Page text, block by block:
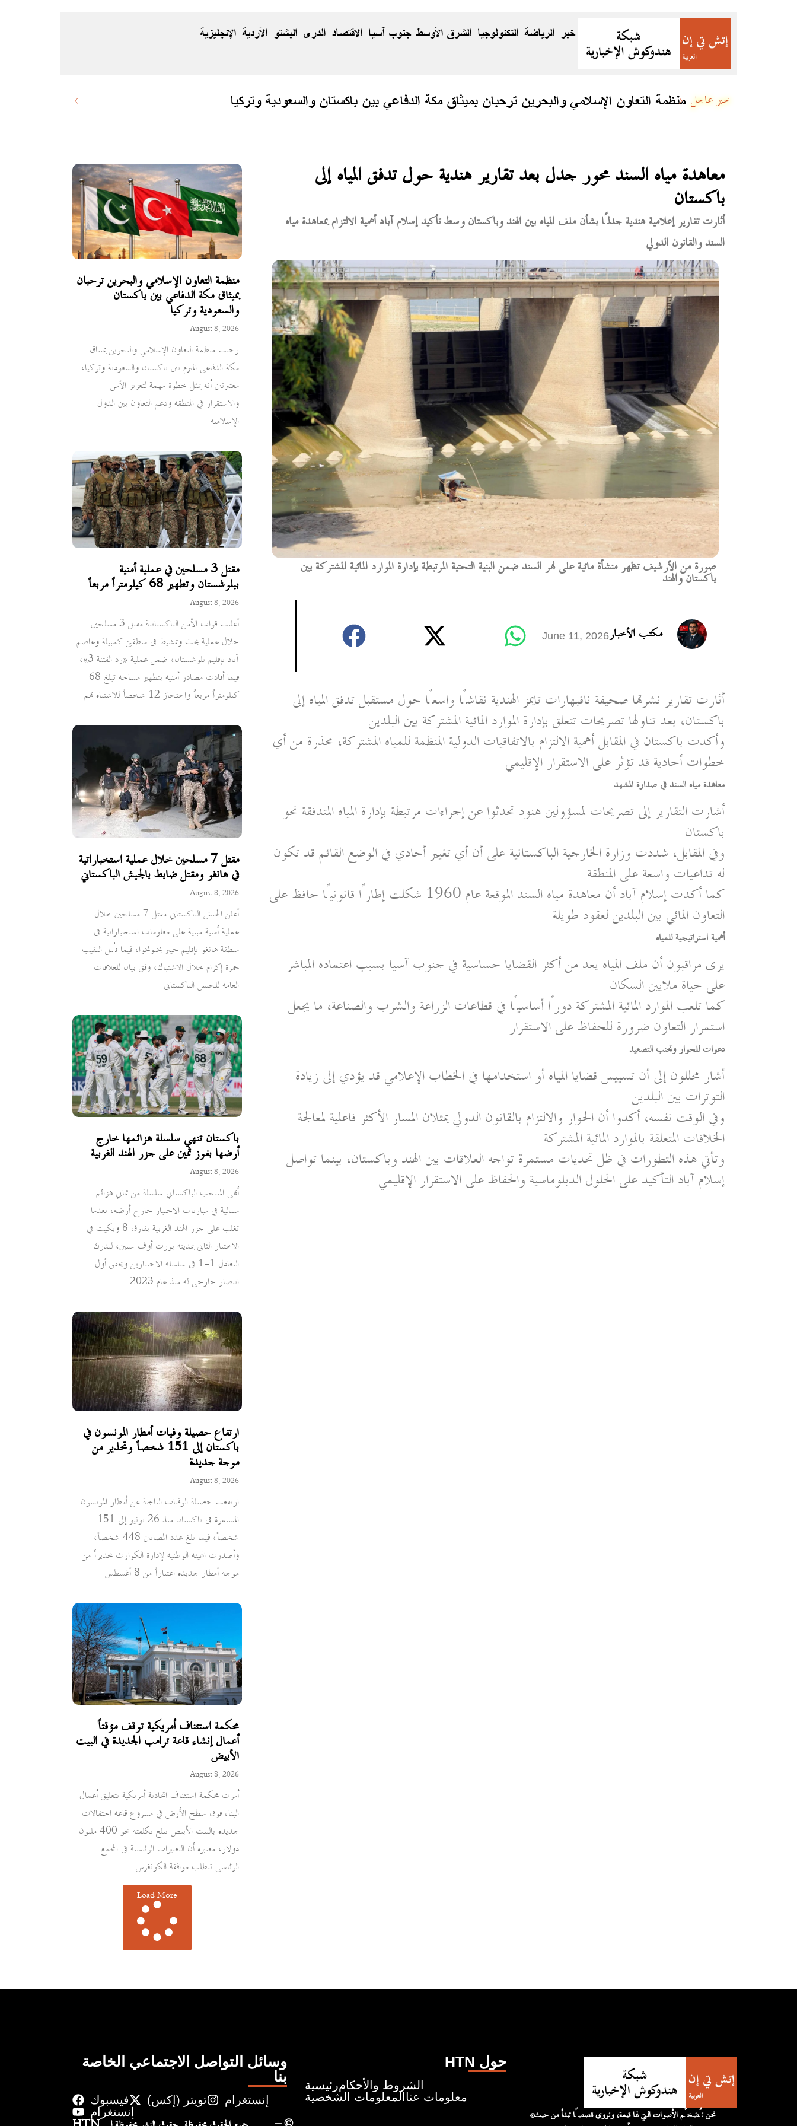
الاقتصاد جنوب آسيا الشرق الأوسط التكنولوجيا الرياضة خبر الإنجليزية الأردية البشتو الدری
منظمة التعاون الإسلامي والبحرين ترحبان بميثاق مكة الدفاعي بين باكستان والسعودية وتركيا خبر عاجل
منظمة التعاون الإسلامي والبحرين ترحبان
بميثاق مكة الدفاعي بين باكستان
والسعودية وتركيا
August 8, 2026
رحبت منظمة التعاون الإسلامي والبحرين بميثاق
مكة الدفاعي المبرم بين باكستان والسعودية وتركيا،
معتبرتين أنه يمثل خطوة مهمة لتعزيز الأمن
والاستقرار في المنطقة ودعم التعاون بين الدول
الإسلامية
مقتل 3 مسلحين في عملية أمنية
ببلوشستان وتطهير 68 كيلومتراً مربعاً
August 8, 2026
أعلنت قوات الأمن الباكستانية مقتل 3 مسلحين
خلال عملية بحث وتمشيط في منطقتي كمبيلة وعاصم
آباد بإقليم بلوشستان، ضمن عملية «رد الفتنة 3»،
فيما أفادت مصادر أمنية بتطهير مساحة تبلغ 68
كيلومتراً مربعاً واحتجاز 12 شخصاً للاشتباه بهم
مقتل 7 مسلحين خلال عملية استخباراتية
في هانغو ومقتل ضابط بالجيش الباكستاني
August 8, 2026
أعلن الجيش الباكستاني مقتل 7 مسلحين خلال
عملية أمنية مبنية على معلومات استخباراتية في
منطقة هانغو بإقليم خيبر بختونخوا، فيما قُتل النقيب
حمزة إكرام خلال الاشتباك، وفق بيان للعلاقات
العامة للجيش الباكستاني
باكستان تنهي سلسلة هزائمها خارج
أرضها بفوز ثمين على جزر الهند الغربية
August 8, 2026
أنهى المنتخب الباكستاني سلسلة من ثماني هزائم
متتالية في مباريات الاختبار خارج أرضه، بعدما
تغلب على جزر الهند الغربية بفارق 8 ويكيت في
الاختبار الثاني بمدينة بورت أوف سبين، ليدرك
التعادل 1-1 في سلسلة الاختبارين ويحقق أول
انتصار خارجي له منذ عام 2023
ارتفاع حصيلة وفيات أمطار المونسون في
باكستان إلى 151 شخصاً وتحذير من
موجة جديدة
August 8, 2026
ارتفعت حصيلة الوفيات الناجمة عن أمطار المونسون
المستمرة في باكستان منذ 26 يونيو إلى 151
شخصاً، فيما بلغ عدد المصابين 448 شخصاً،
وأصدرت الهيئة الوطنية لإدارة الكوارث تحذيراً من
موجة أمطار جديدة اعتباراً من 8 أغسطس
محكمة استئناف أمريكية توقف مؤقتاً
أعمال إنشاء قاعة ترامب الجديدة في البيت
الأبيض
August 8, 2026
أمرت محكمة استئناف اتحادية أمريكية بتعليق أعمال
البناء فوق سطح الأرض في مشروع قاعة احتفالات
جديدة بالبيت الأبيض تبلغ تكلفته نحو 400 مليون
دولار، معتبرة أن التغييرات الرئيسية في المجمع
الرئاسي تتطلب موافقة الكونغرس
Load More
معاهدة مياه السند محور جدل بعد تقارير هندية حول تدفق المياه إلى
باكستان
أثارت تقارير إعلامية هندية جدلًا بشأن ملف المياه بين الهند وباكستان وسط تأكيد إسلام آباد أهمية الالتزام بمعاهدة مياه
السند والقانون الدولي
صورة من الأرشيف تظهر منشأة مائية على نهر السند ضمن البنية التحتية المرتبطة بإدارة الموارد المائية المشتركة بين
باكستان والهند
مكتب الأخبارJune 11, 2026
أثارت تقارير نشرتها صحيفة نافبهارات تايمز الهندية نقاشًا واسعًا حول مستقبل تدفق المياه إلى
باكستان، بعد تناولها تصريحات تتعلق بإدارة الموارد المائية المشتركة بين البلدين
وأكدت باكستان في المقابل أهمية الالتزام بالاتفاقيات الدولية المنظمة للمياه المشتركة، محذرة من أي
خطوات أحادية قد تؤثر على الاستقرار الإقليمي
معاهدة مياه السند في صدارة المشهد
أشارت التقارير إلى تصريحات لمسؤولين هنود تحدثوا عن إجراءات مرتبطة بإدارة المياه المتدفقة نحو
باكستان
وفي المقابل، شددت وزارة الخارجية الباكستانية على أن أي تغيير أحادي في الوضع القائم قد تكون
له تداعيات واسعة على المنطقة
كما أكدت إسلام آباد أن معاهدة مياه السند الموقعة عام 1960 شكلت إطارًا قانونيًا حافظ على
التعاون المائي بين البلدين لعقود طويلة
أهمية استراتيجية للمياه
يرى مراقبون أن ملف المياه يعد من أكثر القضايا حساسية في جنوب آسيا بسبب اعتماده المباشر
على حياة ملايين السكان
كما تلعب الموارد المائية المشتركة دورًا أساسيًا في قطاعات الزراعة والشرب والصناعة، ما يجعل
استمرار التعاون ضرورة للحفاظ على الاستقرار
دعوات للحوار وتجنب التصعيد
أشار محللون إلى أن تسييس قضايا المياه أو استخدامها في الخطاب الإعلامي قد يؤدي إلى زيادة
التوترات بين البلدين
وفي الوقت نفسه، أكدوا أن الحوار والالتزام بالقانون الدولي يمثلان المسار الأكثر فاعلية لمعالجة
الخلافات المتعلقة بالموارد المائية المشتركة
وتأتي هذه التطورات في ظل تحديات مستمرة تواجه العلاقات بين الهند وباكستان، بينما تواصل
إسلام آباد التأكيد على الحلول الدبلوماسية والحفاظ على الاستقرار الإقليمي
وسائل التواصل الاجتماعي الخاصة
بنا
فيسبوك تويتر (إكس)
إنستغرام
إنستغرام
HTN حول
رئيسيةالشروط والأحكام
المعلومات الشخصية معلومات عنا
«نحن نُضخّم الأصوات التي لها قيمة، ونروي قصصًا تبدأ من حيث